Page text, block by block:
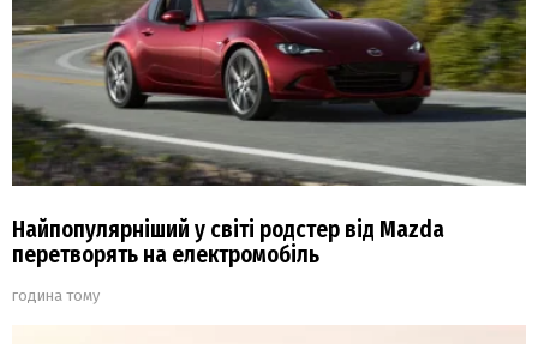
Найпопулярніший у світі родстер від Mazda
перетворять на електромобіль
година тому